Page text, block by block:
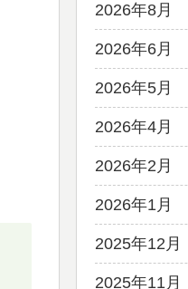
2026年8月
2026年6月
2026年5月
2026年4月
2026年2月
2026年1月
2025年12月
2025年11月